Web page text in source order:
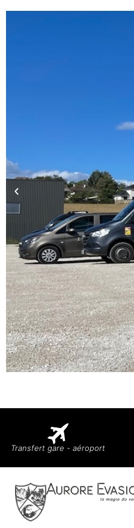
Transfert gare - aéroport